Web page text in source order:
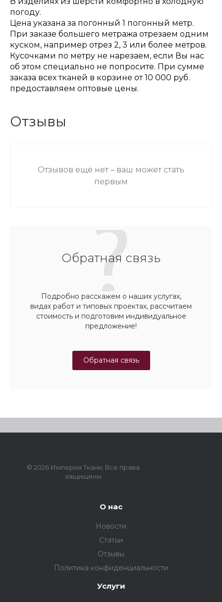
погоду.
Цена указана за погонный 1 погонный метр.
При заказе большего метража отрезаем одним
куском, например отрез 2, 3 или более метров.
Кусочками по метру не нарезаем, если Вы нас
об этом специально не попросите. При сумме
заказа всех тканей в корзине от 10 000 руб.
предоставляем оптовые цены.
Отзывы
Отзывов ещё нет – ваш может стать
первым
Обратная связь
Подробно расскажем о наших услугах,
видах работ и типовых проектах, рассчитаем
стоимость и подготовим индивидуальное
предложение!
Обратная связь
© 2026 Империя Ткани, Все права
защищены
О нас
Новости
Статьи
Отзывы
Политика конфиденциальности
Услуги